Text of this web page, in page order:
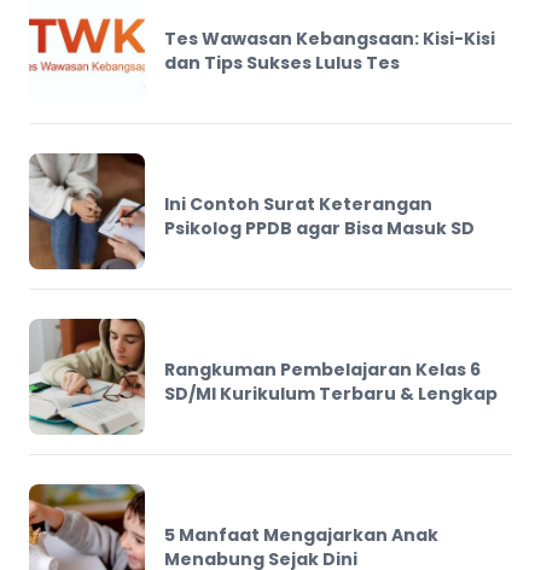
Tes Wawasan Kebangsaan: Kisi-Kisi
dan Tips Sukses Lulus Tes
Ini Contoh Surat Keterangan
Psikolog PPDB agar Bisa Masuk SD
Rangkuman Pembelajaran Kelas 6
SD/MI Kurikulum Terbaru & Lengkap
5 Manfaat Mengajarkan Anak
Menabung Sejak Dini